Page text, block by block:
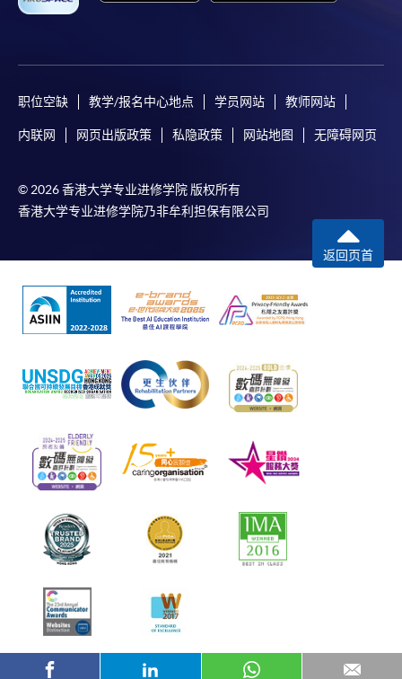
职位空缺 教学/报名中心地点 学员网站 教师网站
内联网 网页出版政策 私隐政策 网站地图 无障碍网页
© 2026 香港大学专业进修学院 版权所有
香港大学专业进修学院乃非牟利担保有限公司
返回页首